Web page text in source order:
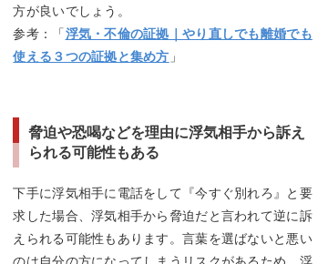
方が良いでしょう。
参考：「浮気・不倫の証拠｜やり直しでも離婚でも
使える３つの証拠と集め方 」
脅迫や恐喝などを理由に浮気相手から訴え
られる可能性もある
下手に浮気相手に電話をして『今すぐ別れろ』と要
求した場合、浮気相手から脅迫だと言われて逆に訴
えられる可能性もあります。言葉を選ばないと悪い